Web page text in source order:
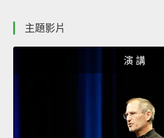
主題影片
演 講